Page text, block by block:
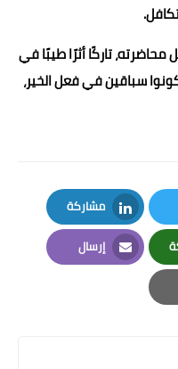
تاركًا أثرًا طيبًا في
سباقين في فعل الخير،
مشاركة
LinkedIn
إرسال
Email